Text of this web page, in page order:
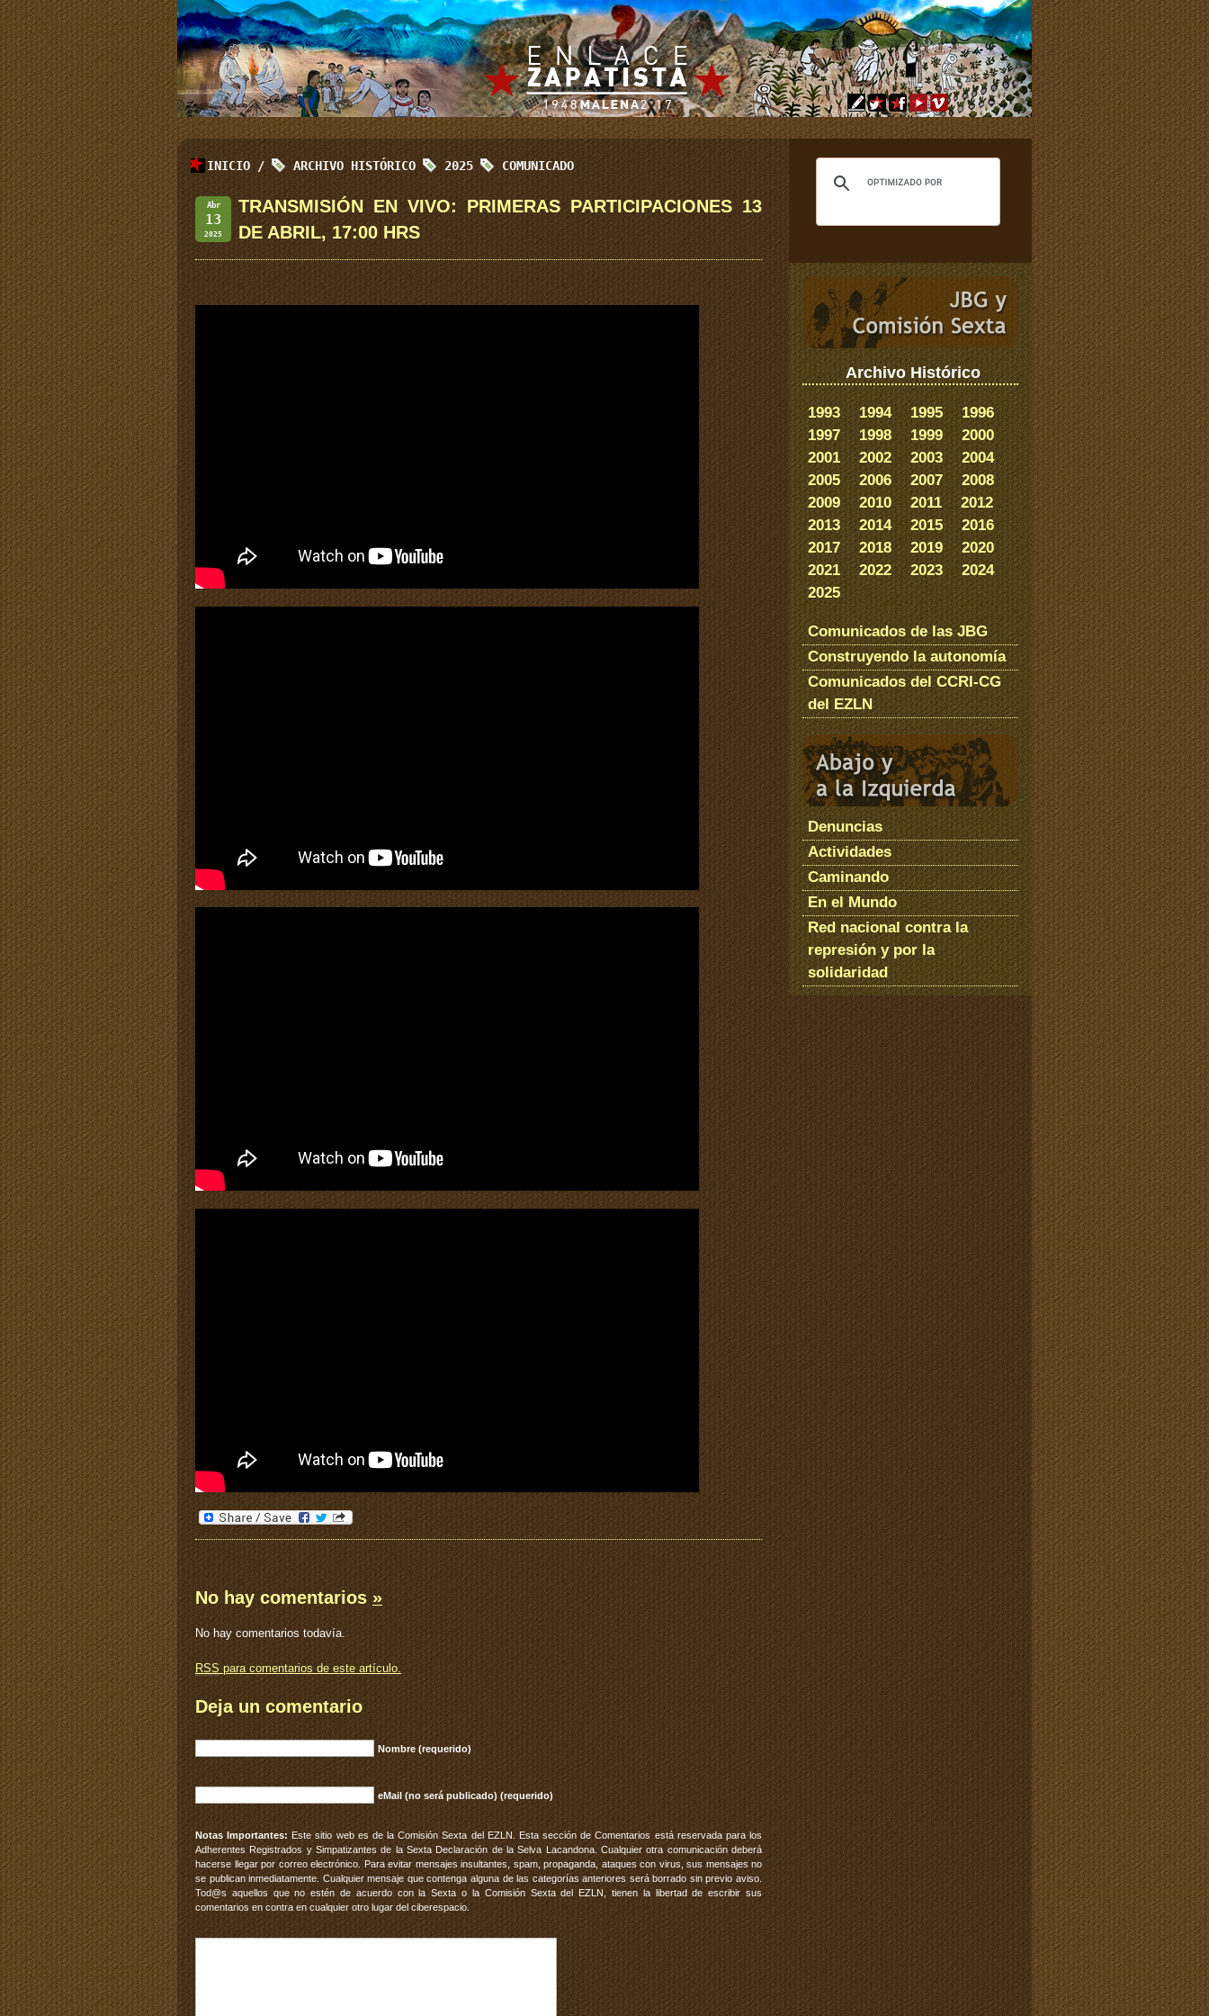
INICIO / ARCHIVO HISTÓRICO 2025 COMUNICADO
Abr
13
2025
TRANSMISIÓN EN VIVO: PRIMERAS PARTICIPACIONES 13
DE ABRIL, 17:00 HRS
No hay comentarios »
No hay comentarios todavía.
RSS para comentarios de este artículo.
Deja un comentario
Nombre (requerido)
eMail (no será publicado) (requerido)
Notas Importantes: Este sitio web es de la Comisión Sexta del EZLN. Esta sección de Comentarios está reservada para los
Adherentes Registrados y Simpatizantes de la Sexta Declaración de la Selva Lacandona. Cualquier otra comunicación deberá
hacerse llegar por correo electrónico. Para evitar mensajes insultantes, spam, propaganda, ataques con virus, sus mensajes no
se publican inmediatamente. Cualquier mensaje que contenga alguna de las categorías anteriores será borrado sin previo aviso.
Tod@s aquellos que no estén de acuerdo con la Sexta o la Comisión Sexta del EZLN, tienen la libertad de escribir sus
comentarios en contra en cualquier otro lugar del ciberespacio.
Archivo Histórico
1993 1994 1995
1996
1997
1998 1999
2000
2001
2002 2003
2004
2005
2006 2007
2008
2009
2010 2011
2012
2013
2014 2015
2016
2017
2018 2019
2020
2021
2022 2023
2024
2025
Comunicados de las JBG
Construyendo la autonomía
Comunicados del CCRI-CG
del EZLN
Denuncias
Actividades
Caminando
En el Mundo
Red nacional contra la
represión y por la
solidaridad